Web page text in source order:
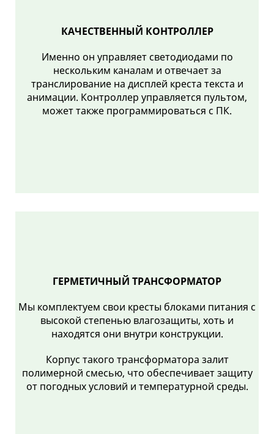
КАЧЕСТВЕННЫЙ КОНТРОЛЛЕР
Именно он управляет светодиодами по
нескольким каналам и отвечает за
транслирование на дисплей креста текста и
анимации. Контроллер управляется пультом,
может также программироваться с ПК.
ГЕРМЕТИЧНЫЙ ТРАНСФОРМАТОР
Мы комплектуем свои кресты блоками питания с
высокой степенью влагозащиты, хоть и
находятся они внутри конструкции.
Корпус такого трансформатора залит
полимерной смесью, что обеспечивает защиту
от погодных условий и температурной среды.